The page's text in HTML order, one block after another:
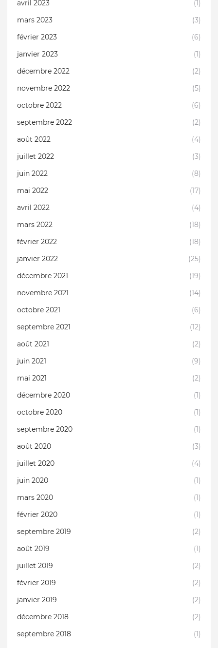
avril 2023
(1)
mars 2023
(3)
février 2023
(6)
janvier 2023
(1)
décembre 2022
(2)
novembre 2022
(5)
octobre 2022
(6)
septembre 2022
(2)
août 2022
(4)
juillet 2022
(3)
juin 2022
(8)
mai 2022
(17)
avril 2022
(4)
mars 2022
(18)
février 2022
(18)
janvier 2022
(25)
décembre 2021
(19)
novembre 2021
(14)
octobre 2021
(6)
septembre 2021
(12)
août 2021
(2)
juin 2021
(9)
mai 2021
(2)
décembre 2020
(1)
octobre 2020
(1)
septembre 2020
(1)
août 2020
(3)
juillet 2020
(4)
juin 2020
(1)
mars 2020
(1)
février 2020
(1)
septembre 2019
(2)
août 2019
(1)
juillet 2019
(2)
février 2019
(2)
janvier 2019
(2)
décembre 2018
(2)
septembre 2018
(1)